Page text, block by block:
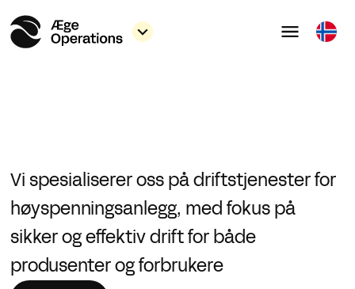
Vi spesialiserer oss på driftstjenester for
høyspenningsanlegg, med fokus på
sikker og effektiv drift for både
produsenter og forbrukere